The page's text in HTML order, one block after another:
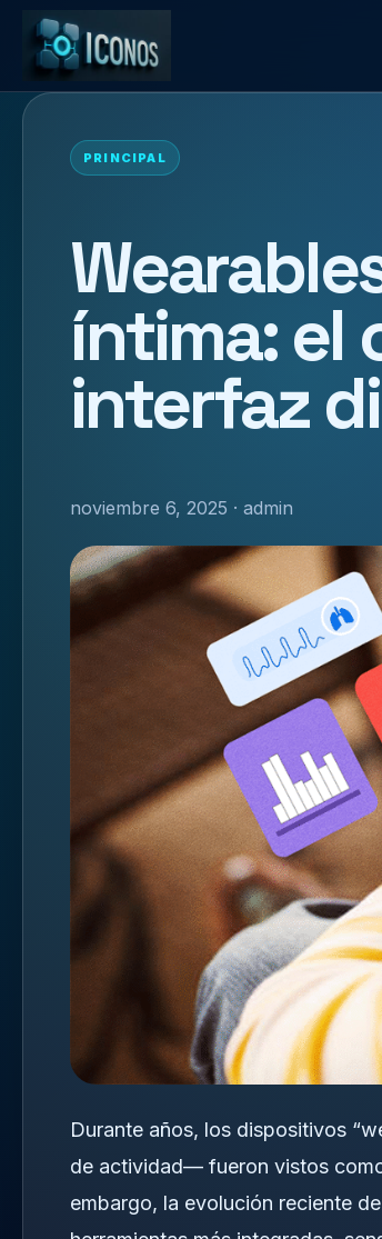
PRINCIPAL
íntima: el
interfaz
noviembre 6, 2025 · admin
Durante años, los dispositivos
de actividad— fueron vistos
embargo, la evolución reciente